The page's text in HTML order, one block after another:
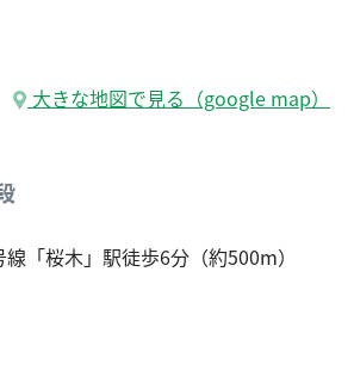
大きな地図で見る（google map）
「桜木」駅徒歩6分（約500m）